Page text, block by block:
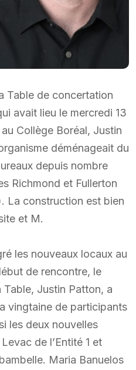
Table de concertation
avait lieu le mercredi 13
Collège Boréal, Justin
déménageait du
depuis nombre
Richmond et Fullerton
La construction est bien
et M.
les nouveaux locaux au
de rencontre, le
Justin Patton, a
vingtaine de participants
les deux nouvelles
de l’Entité 1 et
Maria Banuelos